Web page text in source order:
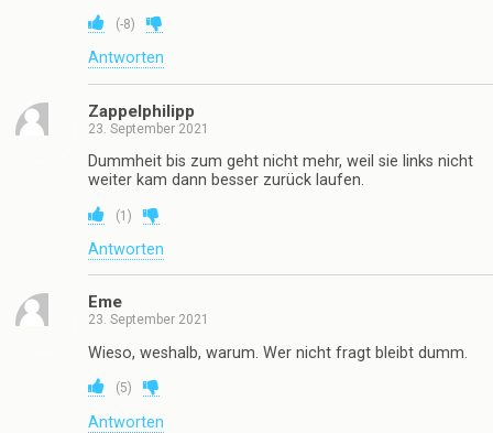
(-8)
Antworten
Zappelphilipp
23. September 2021
Dummheit bis zum geht nicht mehr, weil sie links nicht
weiter kam dann besser zurück laufen.
(1 )
Antworten
Eme
23. September 2021
Wieso, weshalb, warum. Wer nicht fragt bleibt dumm.
(5)
Antworten